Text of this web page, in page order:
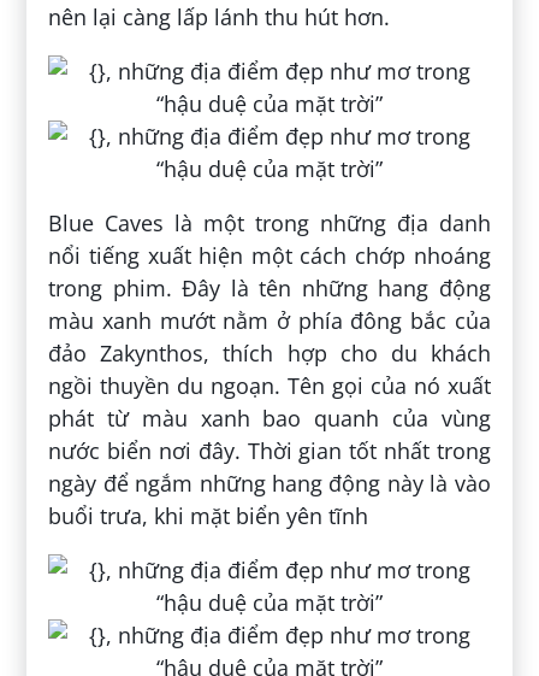
nên lại càng lấp lánh thu hút hơn.
Blue Caves là một trong những địa danh
nổi tiếng xuất hiện một cách chớp nhoáng
trong phim. Đây là tên những hang động
màu xanh mướt nằm ở phía đông bắc của
đảo Zakynthos, thích hợp cho du khách
ngồi thuyền du ngoạn. Tên gọi của nó xuất
phát từ màu xanh bao quanh của vùng
nước biển nơi đây. Thời gian tốt nhất trong
ngày để ngắm những hang động này là vào
buổi trưa, khi mặt biển yên tĩnh